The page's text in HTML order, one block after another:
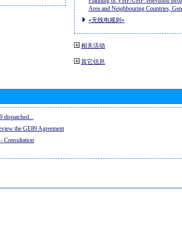
Area and Neighbouring Countries,
«无线电规则»
相关活动
其它信息
the GE89 Agreement
Consultation